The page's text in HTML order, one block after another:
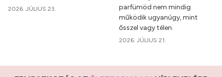
2026. JÚLIUS 23.
parfümöd nem mindig
működik ugyanúgy, mint
ősszel vagy télen.
2026. JÚLIUS 21.